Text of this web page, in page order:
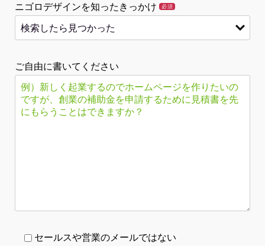
ニゴロデザインを知ったきっかけ 必須
ご自由に書いてください
セールスや営業のメールではない